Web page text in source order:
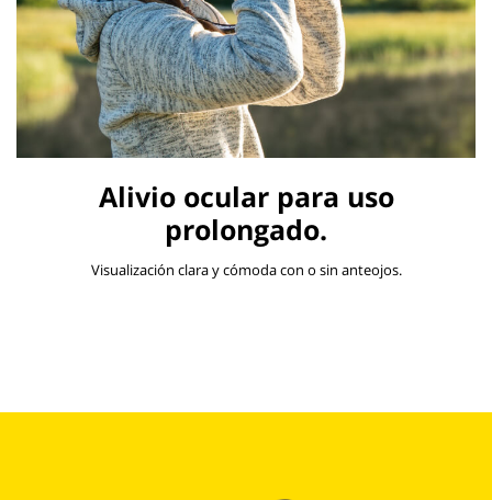
Alivio ocular para uso
prolongado.
Visualización clara y cómoda con o sin anteojos.